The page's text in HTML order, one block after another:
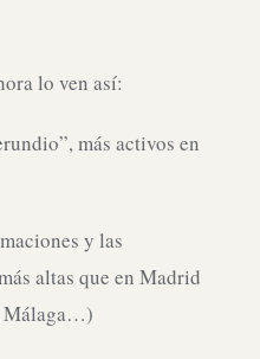
lo ven así:
más activos en
y las
altas que en Madrid
Málaga…)